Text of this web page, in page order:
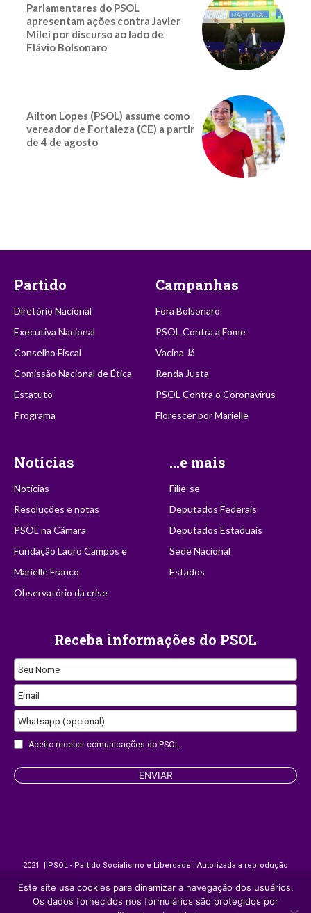
Parlamentares do PSOL
apresentam ações contra Javier
Milei por discurso ao lado de
Flávio Bolsonaro
Ailton Lopes (PSOL) assume como
vereador de Fortaleza (CE) a partir
de 4 de agosto
Partido
Diretório Nacional
Executiva Nacional
Conselho Fiscal
Comissão Nacional de Ética
Estatuto
Programa
Campanhas
Fora Bolsonaro
PSOL Contra a Fome
Vacina Já
Renda Justa
PSOL Contra o Coronavírus
Florescer por Marielle
Notícias
Notícias
Resoluções e notas
PSOL na Câmara
Fundação Lauro Campos e
Marielle Franco
Observatório da crise
...e mais
Filie-se
Deputados Federais
Deputados Estaduais
Sede Nacional
Estados
Receba informações do PSOL
Seu Nome
Business
Email
Email
Whatsapp (opcional)
Aceito receber comunicações do PSOL.
ENVIAR
2021 | PSOL - Partido Socialismo e Liberdade | Autorizada a reprodução
desde que citada a fonte.
Este site usa cookies para dinamizar a navegação dos usuários.
Os dados fornecidos nos formulários são protegidos por